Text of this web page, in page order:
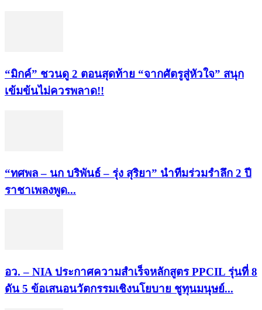
“มิกค์” ชวนดู 2 ตอนสุดท้าย “จากศัตรูสู่หัวใจ” สนุก
เข้มข้นไม่ควรพลาด!!
“ทศพล – นก บริพันธ์ – รุ่ง สุริยา” นำทีมร่วมรำลึก 2 ปี
ราชาเพลงพูด...
อว. – NIA ประกาศความสำเร็จหลักสูตร PPCIL รุ่นที่ 8
ดัน 5 ข้อเสนอนวัตกรรมเชิงนโยบาย ชูทุนมนุษย์...